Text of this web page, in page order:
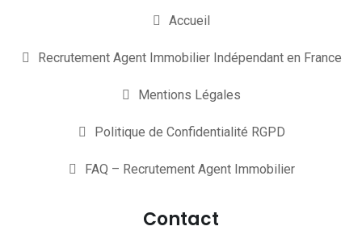
Accueil
Recrutement Agent Immobilier Indépendant en France
Mentions Légales
Politique de Confidentialité RGPD
FAQ – Recrutement Agent Immobilier
Contact